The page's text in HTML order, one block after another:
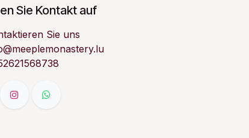
Sie Kontakt auf
Sie uns